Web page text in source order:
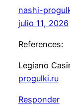
nashi-
julio 11, 2026
References:
Legiano
progulki.ru
Responder